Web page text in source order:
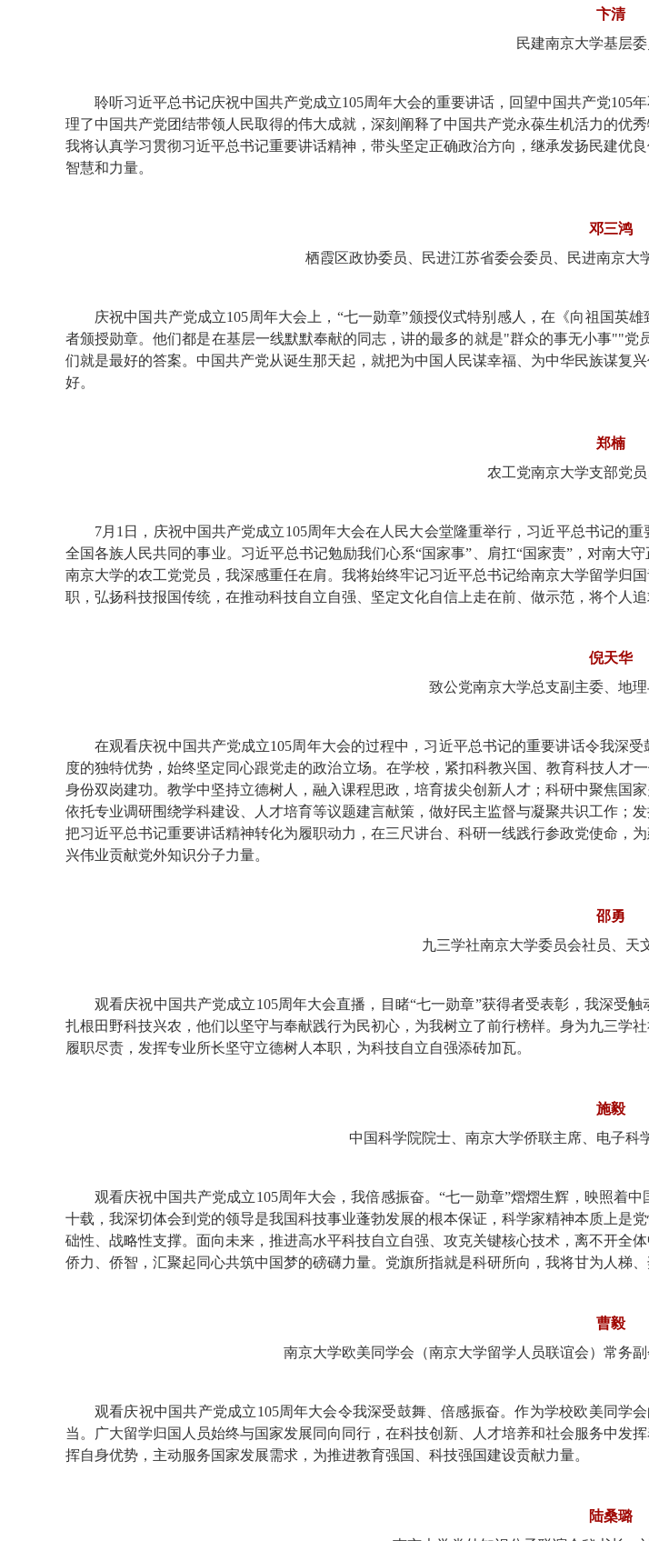
卞清
民建南京大学基层
聆听习近平总书记庆祝中国共产党成立105周年大会的重要讲话，回望中国共产党
理了中国共产党团结带领人民取得的伟大成就，深刻阐释了中国共产党永葆生机活力的优
我将认真学习贯彻习近平总书记重要讲话精神，带头坚定正确政治方向，继承发扬民建优
智慧和力量。
邓三鸿
栖霞区政协委员、民进江苏省委会委员、民进南京大
庆祝中国共产党成立105周年大会上，“七一勋章”颁授仪式特别感人，在《向祖国英
者颁授勋章。他们都是在基层一线默默奉献的同志，讲的最多的就是"群众的事无小事""
们就是最好的答案。中国共产党从诞生那天起，就把为中国人民谋幸福、为中华民族谋复
好。
郑楠
农工党南京大学支部党
7月1日，庆祝中国共产党成立105周年大会在人民大会堂隆重举行，习近平总书记的
全国各族人民共同的事业。习近平总书记勉励我们心系“国家事”、肩扛“国家责”，对南大
南京大学的农工党党员，我深感重任在肩。我将始终牢记习近平总书记给南京大学留学归
职，弘扬科技报国传统，在推动科技自立自强、坚定文化自信上走在前、做示范，将个人
倪天华
致公党南京大学总支副主委、地
在观看庆祝中国共产党成立105周年大会的过程中，习近平总书记的重要讲话令我深
度的独特优势，始终坚定同心跟党走的政治立场。在学校，紧扣科教兴国、教育科技人才
身份双岗建功。教学中坚持立德树人，融入课程思政，培育拔尖创新人才；科研中聚焦国
依托专业调研围绕学科建设、人才培育等议题建言献策，做好民主监督与凝聚共识工作；
把习近平总书记重要讲话精神转化为履职动力，在三尺讲台、科研一线践行参政党使命，
兴伟业贡献党外知识分子力量。
邵勇
九三学社南京大学委员会社员、天
观看庆祝中国共产党成立105周年大会直播，目睹“七一勋章”获得者受表彰，我深受
扎根田野科技兴农，他们以坚守与奉献践行为民初心，为我树立了前行榜样。身为九三学
履职尽责，发挥专业所长坚守立德树人本职，为科技自立自强添砖加瓦。
施毅
中国科学院院士、南京大学侨联主席、电子科
观看庆祝中国共产党成立105周年大会，我倍感振奋。“七一勋章”熠熠生辉，映照着
十载，我深切体会到党的领导是我国科技事业蓬勃发展的根本保证，科学家精神本质上是
础性、战略性支撑。面向未来，推进高水平科技自立自强、攻克关键核心技术，离不开全
侨力、侨智，汇聚起同心共筑中国梦的磅礴力量。党旗所指就是科研所向，我将甘为人梯
曹毅
南京大学欧美同学会（南京大学留学人员联谊会）常务
观看庆祝中国共产党成立105周年大会令我深受鼓舞、倍感振奋。作为学校欧美同学
当。广大留学归国人员始终与国家发展同向同行，在科技创新、人才培养和社会服务中发
挥自身优势，主动服务国家发展需求，为推进教育强国、科技强国建设贡献力量。
陆桑璐